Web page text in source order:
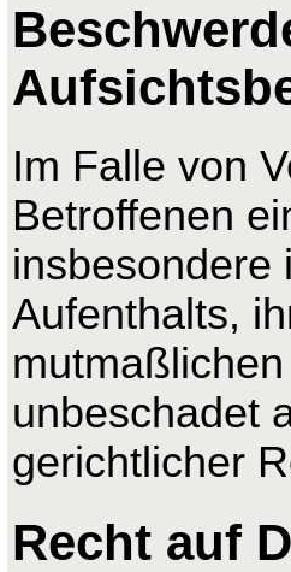
Im Falle von
Betroffenen
insbesondere
Aufenthalts,
unbeschadet
gerichtlicher
Recht auf